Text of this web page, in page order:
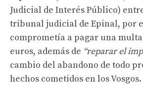
Judicial de Interés Público)
tribunal judicial de Epinal, por
comprometía a pagar una
euros, además de “reparar el
cambio del abandono de todo
hechos cometidos en los Vosgos.